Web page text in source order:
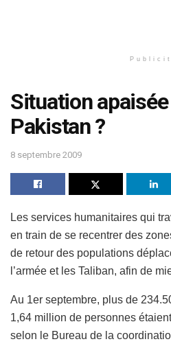
Situation
Pakistan ?
8 septembre 2009
Les services humanitaires qui
en train de se recentrer des
de retour des populations
l’armée et les Taliban, afin de
Au 1er septembre, plus de
1,64 million de personnes
selon le Bureau de la